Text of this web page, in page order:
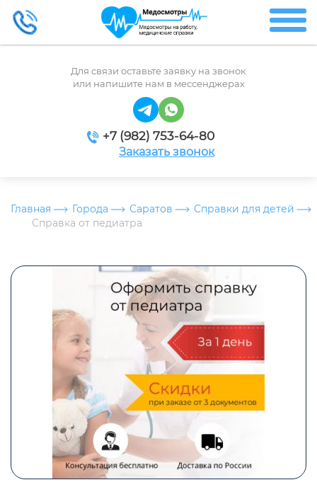
Для связи оставьте заявку на звонок
или напишите нам в мессенджерах
+7 (982) 753-64-80
Заказать звонок
Главная Города Саратов
Справки для детей
Справка от педиатра